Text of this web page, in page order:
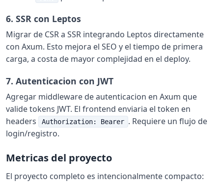
6. SSR con Leptos
Migrar de CSR a SSR integrando Leptos directamente
con Axum. Esto mejora el SEO y el tiempo de primera
carga, a costa de mayor complejidad en el deploy.
7. Autenticacion con JWT
Agregar middleware de autenticacion en Axum que
valide tokens JWT. El frontend enviaria el token en
headers
Authorization: Bearer . Requiere un flujo de
login/registro.
Metricas del proyecto
El proyecto completo es intencionalmente compacto: